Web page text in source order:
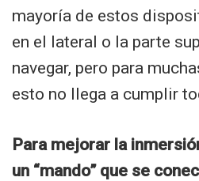
mayoría de estos
en el lateral o la parte
navegar, pero para
esto no llega a cumplir
Para mejorar la
un “mando” que se